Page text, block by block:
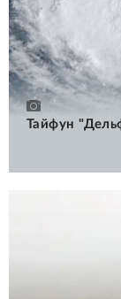
Тайфун